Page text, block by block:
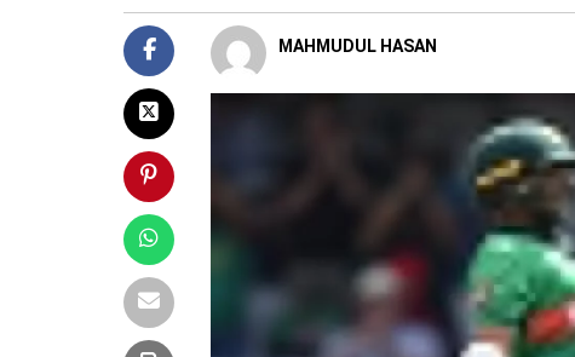
MAHMUDUL HASAN